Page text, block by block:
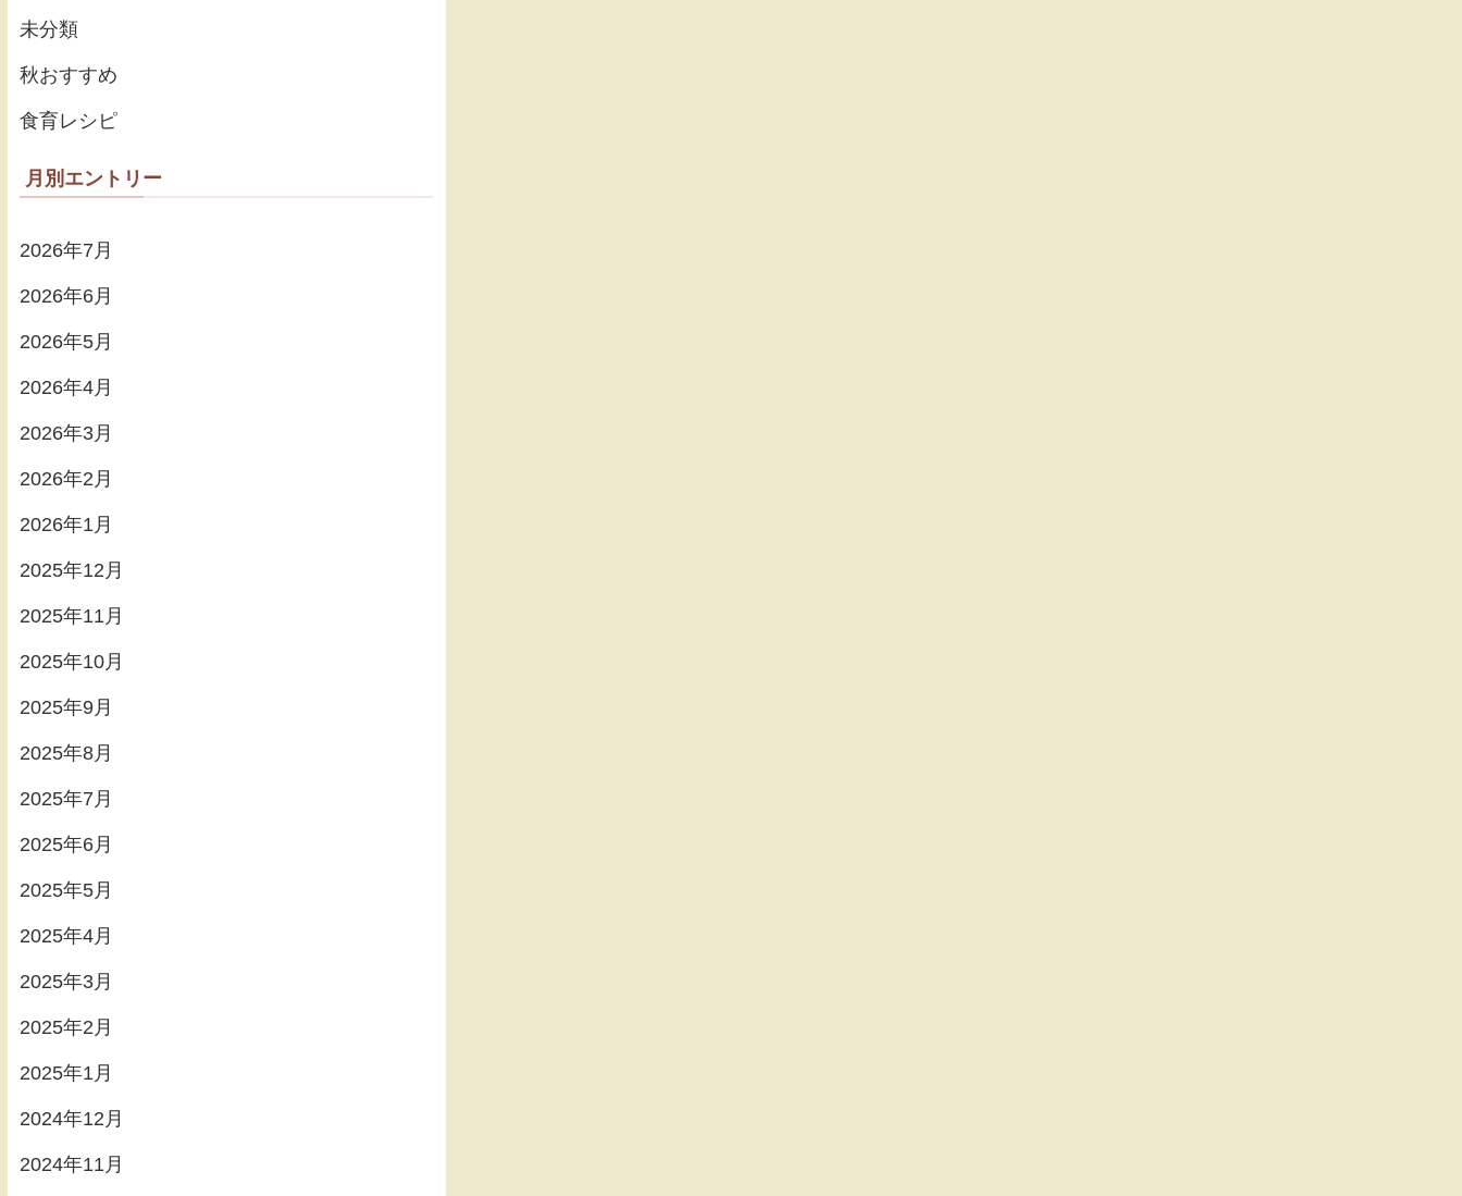
未分類
秋おすすめ
食育レシピ
月別エントリー
2026年7月
2026年6月
2026年5月
2026年4月
2026年3月
2026年2月
2026年1月
2025年12月
2025年11月
2025年10月
2025年9月
2025年8月
2025年7月
2025年6月
2025年5月
2025年4月
2025年3月
2025年2月
2025年1月
2024年12月
2024年11月